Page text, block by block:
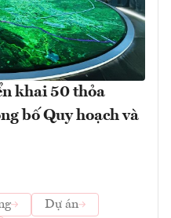
khai 50 thỏa
bố Quy hoạch và
Dự án